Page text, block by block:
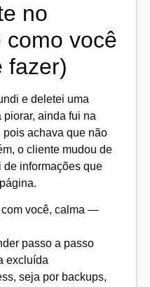
no
como você
fazer)
e deletei uma
ainda fui na
pois achava que não
o cliente mudou de
de informações que
com você, calma —
passo a passo
excluída
seja por backups,